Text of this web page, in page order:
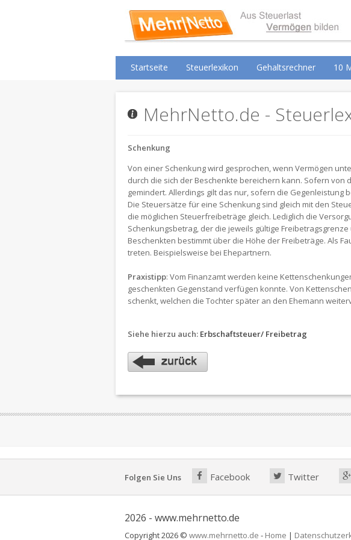
Startseite Steuerlexikon Gehaltsrechner 10
MehrNetto.de -
Schenkung
Von einer Schenkung wird gesprochen, wenn Vermögen
durch die sich der Beschenkte bereichern kann. Sofern
gemindert. Allerdings gilt das nur, sofern die
Die Steuersätze für eine Schenkung sind gleich mit den
die möglichen Steuerfreibeträge gleich. Lediglich die
Schenkungsbetrag, der die jeweils gültige
Beschenkten bestimmt über die Höhe der Freibeträge. Als
treten. Beispielsweise bei Ehepartnern.
Praxistipp: Vom Finanzamt werden keine
geschenkten Gegenstand verfügen konnte. Von
schenkt, welchen die Tochter später an den Ehemann
Siehe hierzu auch: Erbschaftsteuer/ Freibetrag
Folgen Sie Uns Facebook Twitter
2026 - www.mehrnetto.de
Copyright 2026 © www.mehrnetto.de - Home |